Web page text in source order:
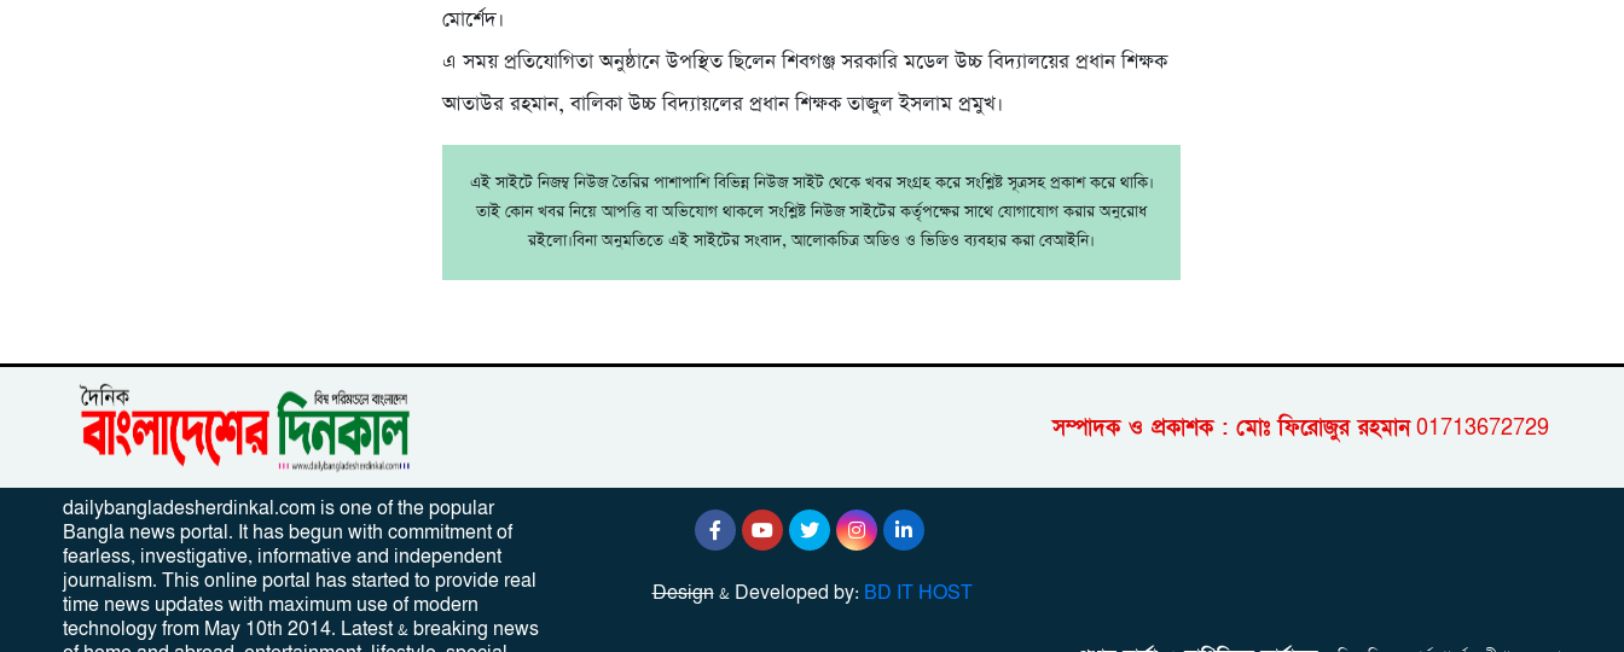
মোর্শেদ।
এ সময় প্রতিযোগিতা অনুষ্ঠানে উপস্থিত ছিলেন শিবগঞ্জ সরকারি মডেল উচ্চ বিদ্যালয়ের প্রধান শিক্ষক
আতাউর রহমান, বালিকা উচ্চ বিদ্যায়লের প্রধান শিক্ষক তাজুল ইসলাম প্রমুখ।
এই সাইটে নিজম্ব নিউজ তৈরির পাশাপাশি বিভিন্ন নিউজ সাইট থেকে খবর সংগ্রহ করে সংশ্লিষ্ট সূত্রসহ প্রকাশ করে থাকি।
তাই কোন খবর নিয়ে আপত্তি বা অভিযোগ থাকলে সংশ্লিষ্ট নিউজ সাইটের কর্তৃপক্ষের সাথে যোগাযোগ করার অনুরোধ
রইলো।বিনা অনুমতিতে এই সাইটের সংবাদ, আলোকচিত্র অডিও ও ভিডিও ব্যবহার করা বেআইনি।
সম্পাদক ও প্রকাশক : মোঃ ফিরোজুর রহমান01713672729
dailybangladesherdinkal.com is one of the popular
Bangla news portal. It has begun with commitment of
fearless, investigative, informative and independent
journalism. This online portal has started to provide real
time news updates with maximum use of modern
technology from May 10th 2014. Latest & breaking news
Design& Developed by: BD IT HOST